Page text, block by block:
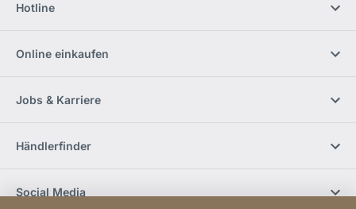
Hotline
Online einkaufen
Jobs & Karriere
Händlerfinder
Social Media